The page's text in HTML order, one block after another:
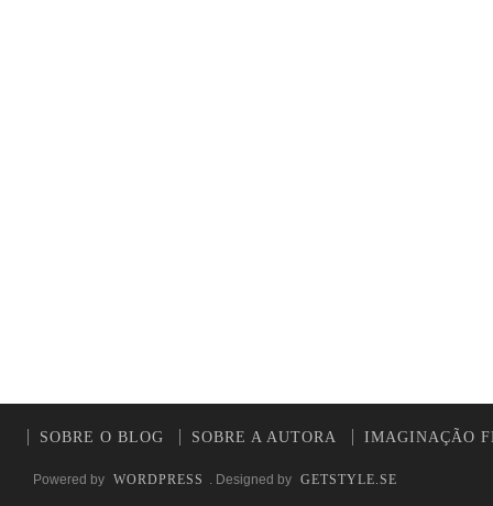
SOBRE O BLOG SOBRE A AUTORA IMAGINAÇÃO
Powered by WORDPRESS . Designed by GETSTYLE.SE